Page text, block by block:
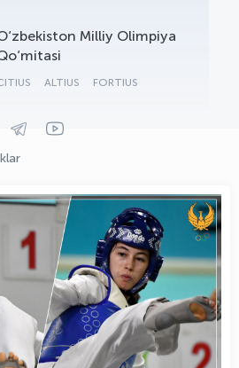
Milliy Olimpiya
ALTIUS FORTIUS